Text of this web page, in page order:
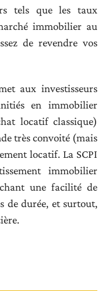
tels que les taux
immobilier au
de revendre vos
aux investisseurs
en immobilier
locatif classique)
très convoité (mais
locatif. La SCPI
immobilier
une facilité de
de durée, et surtout,